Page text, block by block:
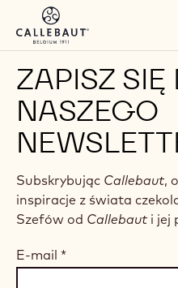
Skip to main content
ZAPISZ SIĘ
NASZEGO
Subskrybując Callebaut,
inspiracje z świata
Szefów od Callebaut i jej
E-mail *